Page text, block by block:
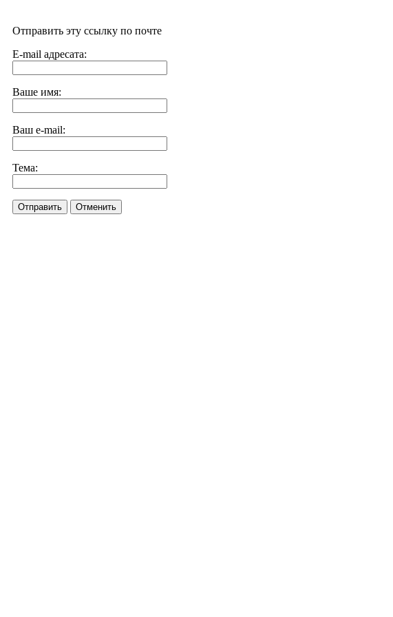
Отправить эту ссылку по почте
E-mail адресата:
Ваше имя:
Ваш e-mail:
Тема:
Отправить Отменить